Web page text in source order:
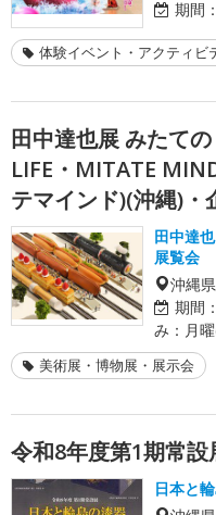
期間：
体験イベント・アクティビ
田中達也展 みたて
LIFE・MITATE
テマインド)(沖縄)・
田中達
展覧会
沖縄
期間：
み：月
美術展・博物展・展示会
令和8年度第1期常
日本と